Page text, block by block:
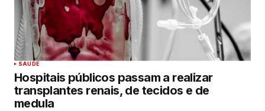
SAUDE
Hospitais públicos passam a realizar
transplantes renais, de tecidos e de
medula